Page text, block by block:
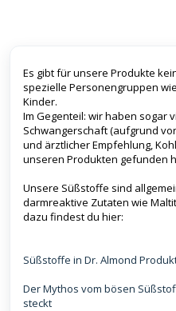
Es gibt für unsere Produkte
spezielle Personengruppen
Kinder.
Im Gegenteil: wir haben sogar
Schwangerschaft (aufgrund
und ärztlicher Empfehlung,
unseren Produkten gefunden
Unsere Süßstoffe sind
darmreaktive Zutaten wie
dazu findest du hier:
Süßstoffe in Dr. Almond
Der Mythos vom bösen
steckt